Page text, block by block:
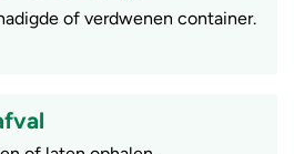
of verdwenen container.